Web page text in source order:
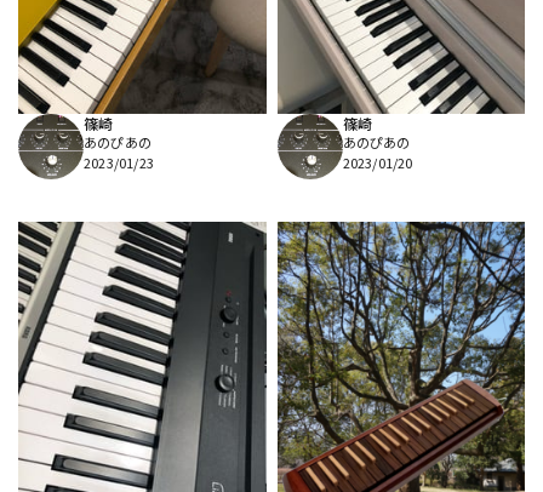
篠崎
あのぴあの
2023/01/23
篠崎
あのぴあの
2023/01/20